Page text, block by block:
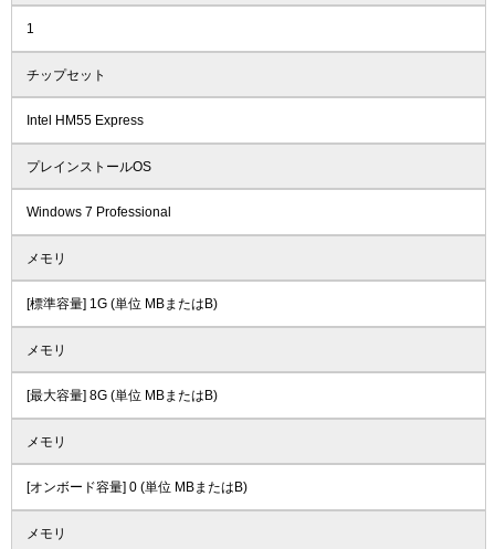
1
チップセット
Intel HM55 Express
プレインストールOS
Windows 7 Professional
メモリ
[標準容量] 1G (単位 MBまたはB)
メモリ
[最大容量] 8G (単位 MBまたはB)
メモリ
[オンボード容量] 0 (単位 MBまたはB)
メモリ